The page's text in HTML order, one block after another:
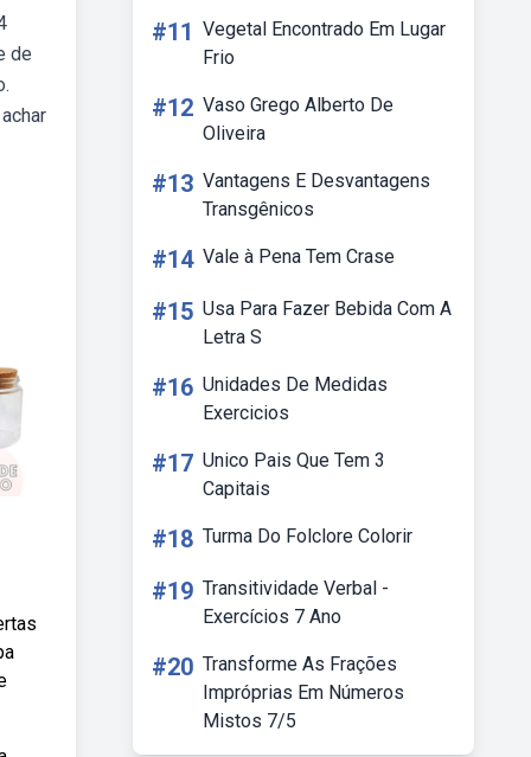
de
#11 Vegetal Encontrado Em Lugar
Frio
#12 Vaso Grego Alberto De
Oliveira
#13 Vantagens E Desvantagens
Transgênicos
#14 Vale à Pena Tem Crase
#15 Usa Para Fazer Bebida Com A
Letra S
#16 Unidades De Medidas
Exercicios
#17 Unico Pais Que Tem 3
Capitais
#18 Turma Do Folclore Colorir
#19 Transitividade Verbal -
Exercícios 7 Ano
#20 Transforme As Frações
Impróprias Em Números
Mistos 7/5